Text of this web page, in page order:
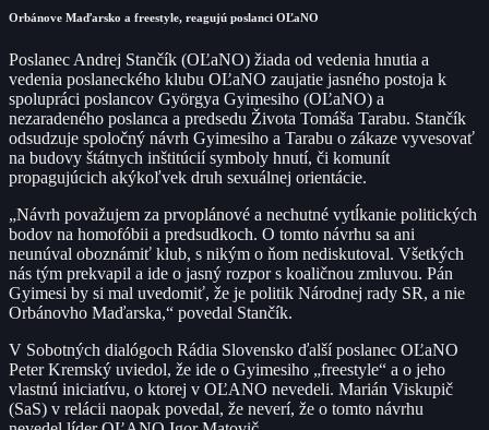
Orbánove Maďarsko a freestyle, reagujú poslanci OĽaNO
Poslanec Andrej Stančík (OĽaNO) žiada od vedenia hnutia a
vedenia poslaneckého klubu OĽaNO zaujatie jasného postoja k
spolupráci poslancov Györgya Gyimesiho (OĽaNO) a
nezaradeného poslanca a predsedu Života Tomáša Tarabu. Stančík
odsudzuje spoločný návrh Gyimesiho a Tarabu o zákaze vyvesovať
na budovy štátnych inštitúcií symboly hnutí, či komunít
propagujúcich akýkoľvek druh sexuálnej orientácie.
„Návrh považujem za prvoplánové a nechutné vytĺkanie politických
bodov na homofóbii a predsudkoch. O tomto návrhu sa ani
neunúval oboznámiť klub, s nikým o ňom nediskutoval. Všetkých
nás tým prekvapil a ide o jasný rozpor s koaličnou zmluvou. Pán
Gyimesi by si mal uvedomiť, že je politik Národnej rady SR, a nie
Orbánovho Maďarska,“ povedal Stančík.
V Sobotných dialógoch Rádia Slovensko ďalší poslanec OĽaNO
Peter Kremský uviedol, že ide o Gyimesiho „freestyle“ a o jeho
vlastnú iniciatívu, o ktorej v OĽANO nevedeli. Marián Viskupič
(SaS) v relácii naopak povedal, že neverí, že o tomto návrhu